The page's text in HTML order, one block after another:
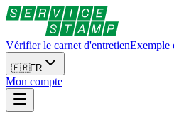
Vérifier le carnet d'entretienExemple
🇫🇷FR
Mon compte